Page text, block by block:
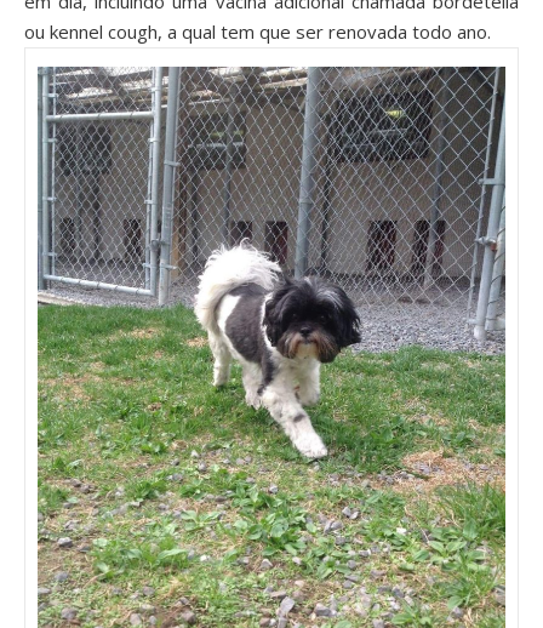
ou kennel cough, a qual tem que ser renovada todo ano.